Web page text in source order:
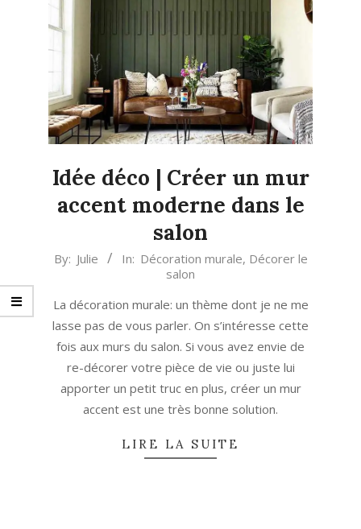
Idée déco | Créer un mur
accent moderne dans le
salon
2023-
27
By: Julie In: Décoration murale, Décorer le
salon
La décoration murale: un thème dont je ne me
lasse pas de vous parler. On s’intéresse cette
fois aux murs du salon. Si vous avez envie de
re-décorer votre pièce de vie ou juste lui
apporter un petit truc en plus, créer un mur
accent est une très bonne solution.
LIRE LA SUITE